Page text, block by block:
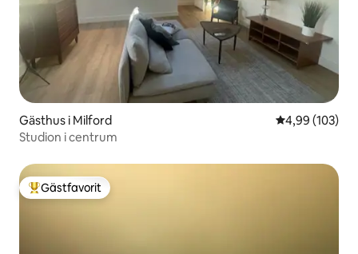
Gästhus i Milford 4,99 av 5 i
4,99 (103)
Studion i centrum
Populär gästfavorit
Gästfavorit